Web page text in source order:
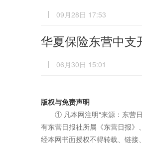
09月28日 17:53
华夏保险东营中支
06月30日 15:01
版权与免责声明
① 凡本网注明“来源：东营
有东营日报社所属《东营日报
经本网书面授权不得转载、链接